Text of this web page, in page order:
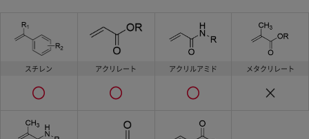
スチレン
〇
アクリレート
〇
アクリルアミド
〇
メタクリレート
×